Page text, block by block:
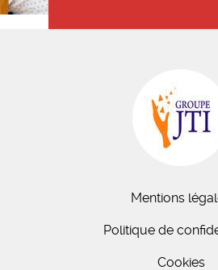
Mentions
Politique de
Cookies